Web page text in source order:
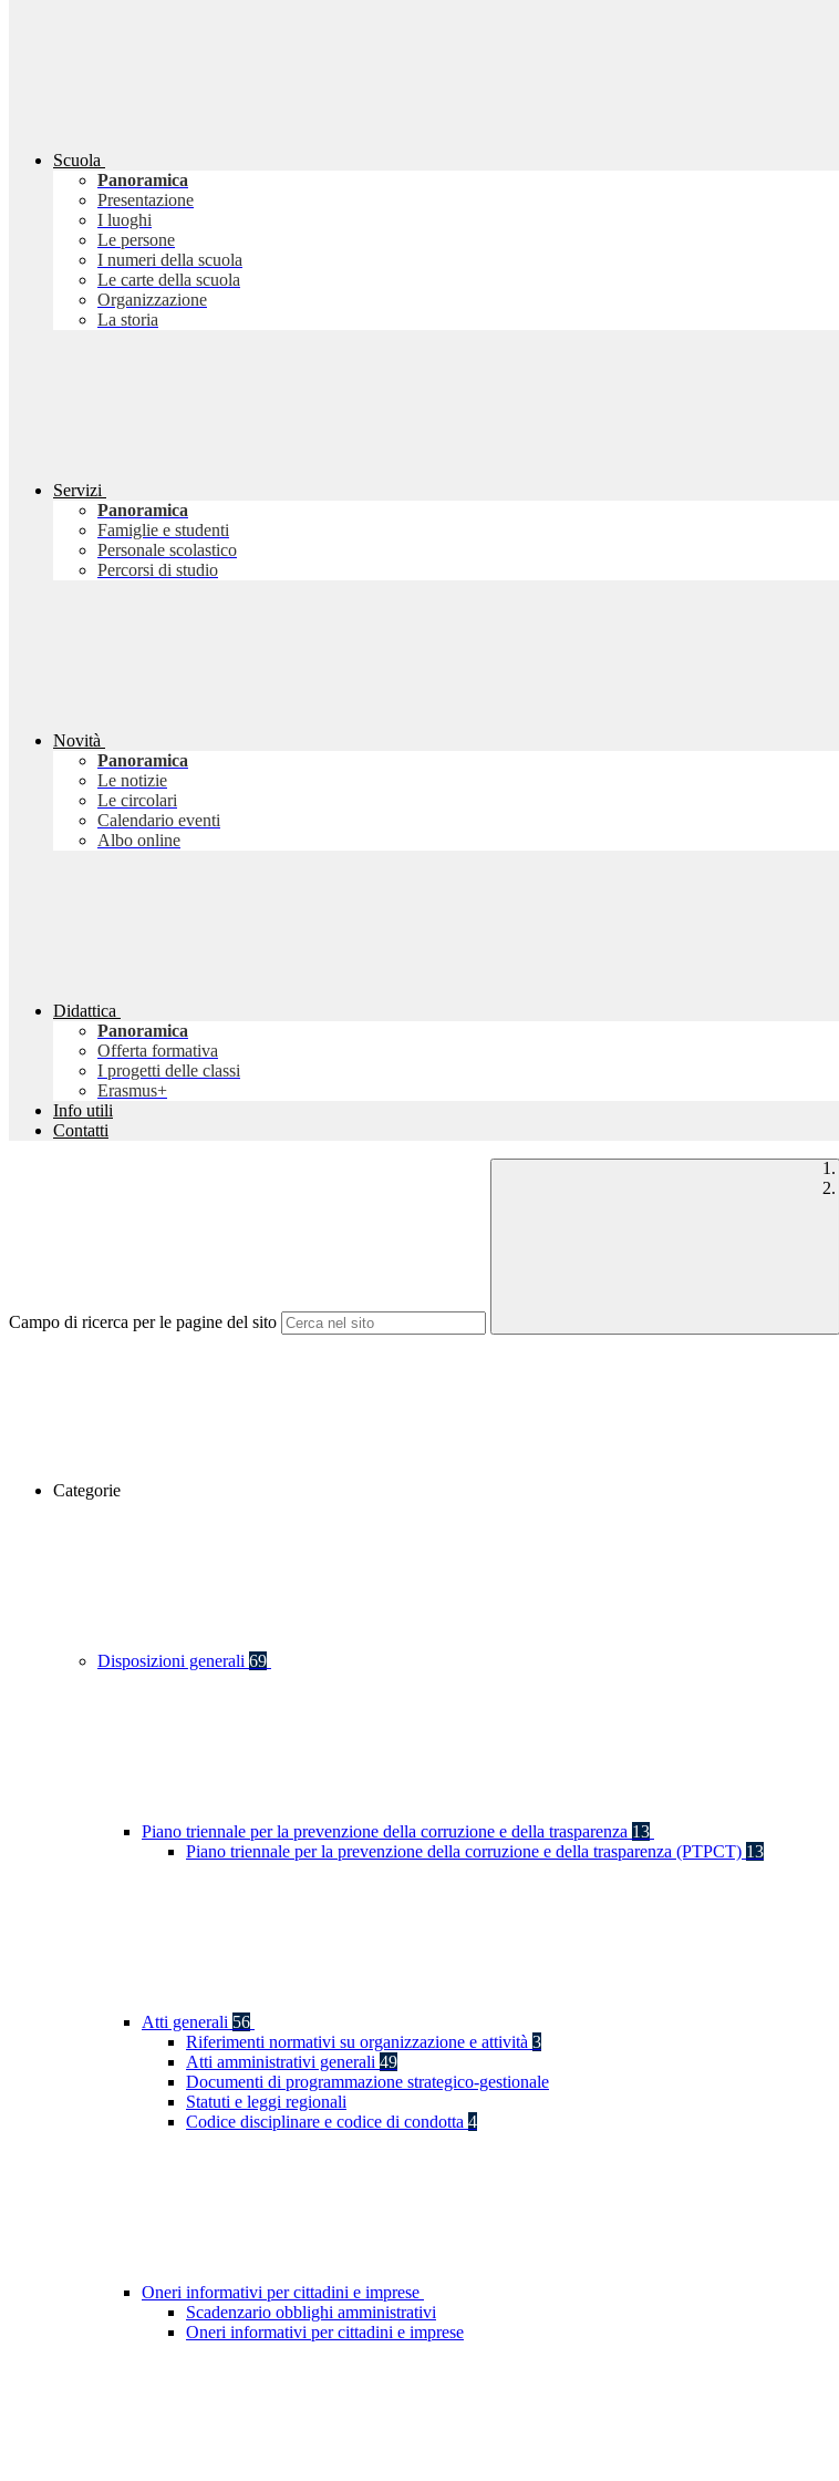
Scuola
Panoramica
Presentazione
I luoghi
Le persone
I numeri della scuola
Le carte della scuola
Organizzazione
La storia
Servizi
Panoramica
Famiglie e studenti
Personale scolastico
Percorsi di studio
Novità
Panoramica
Le notizie
Le circolari
Calendario eventi
Albo online
Didattica
Panoramica
Offerta formativa
I progetti delle classi
Erasmus+
Info utili
Contatti
Campo di ricerca per le pagine del sito
Categorie
Disposizioni generali 69
Piano triennale per la prevenzione della corruzione e della trasparenza 13
Piano triennale per la prevenzione della corruzione e della trasparenza (PTPCT) 13
Atti generali 56
Riferimenti normativi su organizzazione e attività 3
Atti amministrativi generali 49
Documenti di programmazione strategico-gestionale
Statuti e leggi regionali
Codice disciplinare e codice di condotta 4
Oneri informativi per cittadini e imprese
Scadenzario obblighi amministrativi
Oneri informativi per cittadini e imprese